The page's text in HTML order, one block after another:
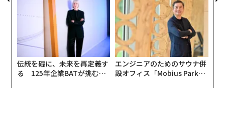
伝統を礎に、未来を再定義す
る 125年企業BATが挑むス
エンジニアのためのサウナ併
設オフィス「Mobius Park」